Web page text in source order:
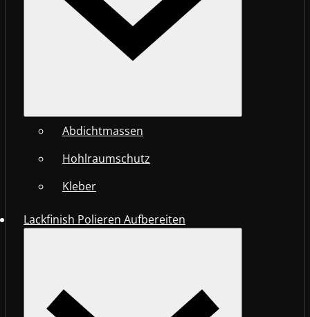
Abdichtmassen
Hohlraumschutz
Kleber
Lackfinish Polieren Aufbereiten